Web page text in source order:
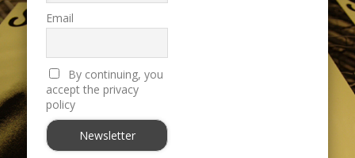
Email
By continuing, you
accept the privacy
policy